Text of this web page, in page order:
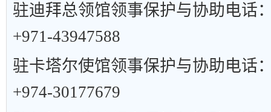
驻迪拜总领馆领事保护与协助电话
+971-43947588
驻卡塔尔使馆领事保护与协助电话
+974-30177679